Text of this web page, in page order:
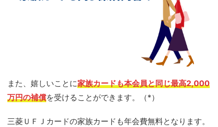
また、嬉しいことに家族カードも本会員と同じ最高2,000
万円の補償を受けることができます。（*）
三菱ＵＦＪカードの家族カードも年会費無料となります。